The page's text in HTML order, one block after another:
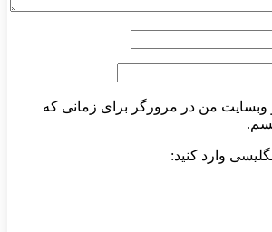
وبسایت من در مرورگر برای زمانی که
وارد کنید: